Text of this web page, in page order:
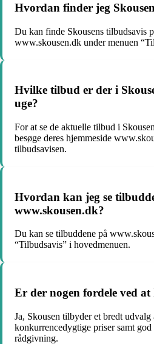
Hvordan finder jeg
Du kan finde Skousens tilbudsavis
www.skousen.dk under menuen
Hvilke tilbud er der i
uge?
For at se de aktuelle tilbud i
besøge deres hjemmeside
tilbudsavisen.
Hvordan kan jeg se
www.skousen.dk?
Du kan se tilbuddene på
“Tilbudsavis” i hovedmenuen.
Er der nogen fordele ved at
Ja, Skousen tilbyder et bredt
konkurrencedygtige priser samt
rådgivning.